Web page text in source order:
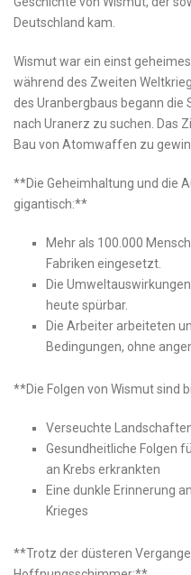
Deutschland‌ kam.
Wismut ‍war ein einst
während des Zweiten
des Uranbergbaus begann die
nach Uranerz ⁤zu suchen. Das
Bau von Atomwaffen zu
**Die⁣ Geheimhaltung und die
gigantisch:**
Mehr als 100.000
Fabriken eingesetzt.
Die
heute spürbar.
Die Arbeiter arbeiteten
Bedingungen, ohne
**Die Folgen von Wismut sind
Verseuchte
Gesundheitliche Folgen
an​ Krebs erkrankten
Eine dunkle ​Erinnerung
⁣Krieges
**Trotz der düsteren